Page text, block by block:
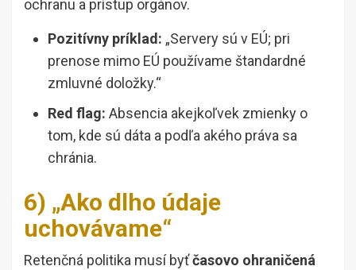
ochranu a prístup orgánov.
Pozitívny príklad: „Servery sú v EÚ; pri
prenose mimo EÚ používame štandardné
zmluvné doložky.“
Red flag: Absencia akejkoľvek zmienky o
tom, kde sú dáta a podľa akého práva sa
chránia.
6) „Ako dlho údaje
uchovávame“
Retenčná politika musí byťčasovo ohraničená